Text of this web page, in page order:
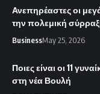
Ανεπηρέαστες οι
την πολεμική
BusinessMay 25, 2026
Ποιες είναι οι 11
στη νέα Βουλή